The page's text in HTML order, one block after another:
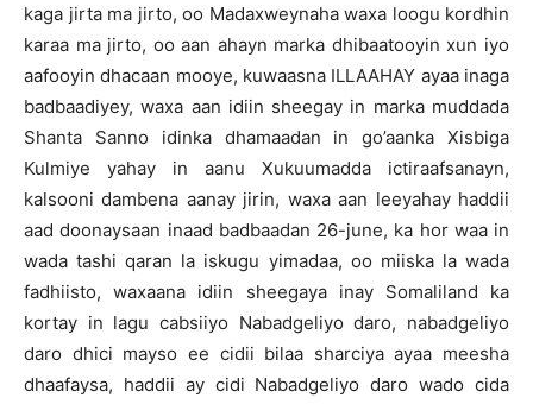
kaga jirta ma jirto, oo Madaxweynaha waxa loogu kordhin
karaa ma jirto, oo aan ahayn marka dhibaatooyin xun iyo
aafooyin dhacaan mooye, kuwaasna ILLAAHAY ayaa inaga
badbaadiyey, waxa aan idiin sheegay in marka muddada
Shanta Sanno idinka dhamaadan in go’aanka Xisbiga
Kulmiye yahay in aanu Xukuumadda ictiraafsanayn,
kalsooni dambena aanay jirin, waxa aan leeyahay haddii
aad doonaysaan inaad badbaadan 26-june, ka hor waa in
wada tashi qaran la iskugu yimadaa, oo miiska la wada
fadhiisto, waxaana idiin sheegaya inay Somaliland ka
kortay in lagu cabsiiyo Nabadgeliyo daro, nabadgeliyo
daro dhici mayso ee cidii bilaa sharciya ayaa meesha
dhaafaysa, haddii ay cidi Nabadgeliyo daro wado cida